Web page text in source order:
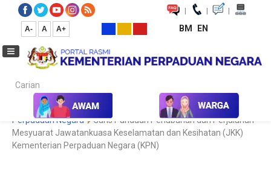
| | |
A- A A+ BM EN
Carian...
Laman Utama SOP & Infografik
Garis Panduan Kementerian
Perpaduan Negara
Garis Panduan Penubuhan dan Perjalanan
Mesyuarat Jawatankuasa Keselamatan dan Kesihatan (JKK)
Kementerian Perpaduan Negara (KPN)